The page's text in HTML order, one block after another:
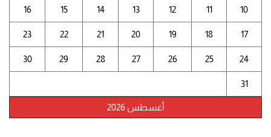
أغسطس 2026
10
11
12
13
14
15
16
17
18
19
20
21
22
23
24
25
26
27
28
29
30
31